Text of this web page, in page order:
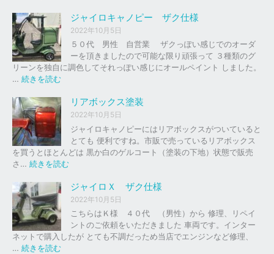
イ
ク
車
下
、
買
取
を
は
ま
し
た
。
ャ
イ
ロ
ッ
ド
ッ
ド
ジャイロキャノピー ザク仕様
2022年10月5日
５０代 男性 自営業 ザクっぽい感じでのオーダ
ーを頂きましたので可能な限り頑張って ３種類のグ
リーンを独自に調色してそれっぽい感じにオールペイント しました。
… 続きを読む
イ
ロ
キ
ャ
ノ
ピ
ー
ザ
ク
仕
様
リアボックス塗装
2022年10月5日
ジャイロキャノピーにはリアボックスがついていると
とても 便利ですね。市販で売っているリアボックス
を買うとほとんどは 黒か白のゲルコート（塗装の下地）状態で販売
さ… 続きを読む
ア
ボ
ッ
ク
ス
ジャイロＸ ザク仕様
2022年10月5日
こちらはＫ様 ４０代 （男性）から 修理、リペイ
ントのご依頼をいただきました 車両です。インター
ネットで購入したが とても不調だっため当店でエンジンなど修理、
… 続きを読む